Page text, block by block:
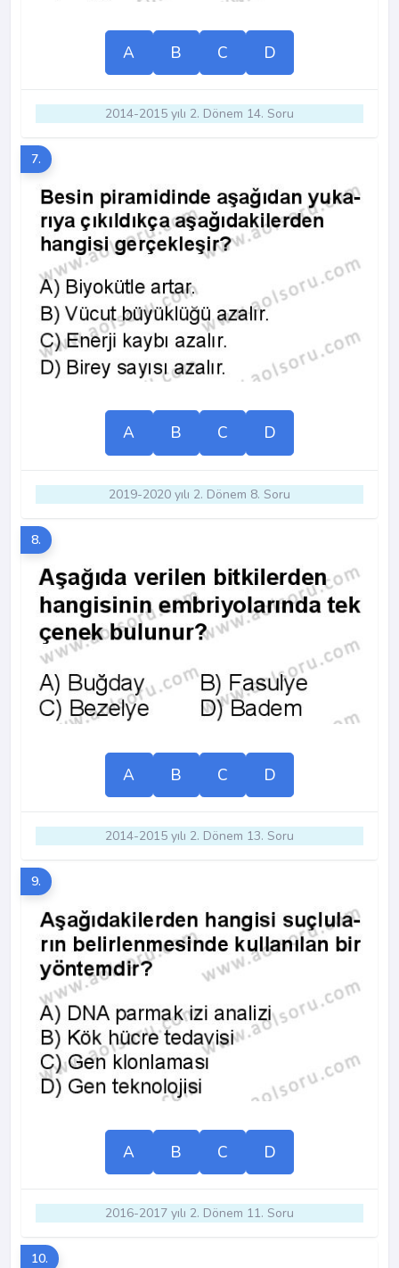
A B C D
2014-2015 yılı 2. Dönem 14. Soru
7.
A B C D
2019-2020 yılı 2. Dönem 8. Soru
8.
A B C D
2014-2015 yılı 2. Dönem 13. Soru
9.
A B C D
2016-2017 yılı 2. Dönem 11. Soru
10.